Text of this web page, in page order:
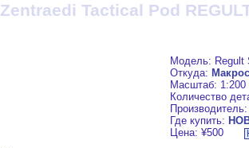
Zentraedi Tactical Pod
Модель: Regult
Откуда:
Масштаб: 1:200
Количество
Где купить:
Цена: ¥500